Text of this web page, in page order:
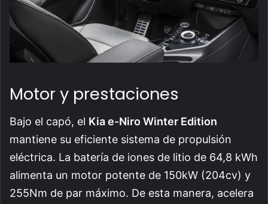
Motor y prestaciones
Bajo el capó, el Kia e-Niro Winter Edition
mantiene su eficiente sistema de propulsión
eléctrica. La batería de iones de litio de 64,8 kWh
alimenta un motor potente de 150kW (204cv) y
255Nm de par máximo. De esta manera, acelera